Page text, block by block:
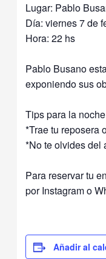
Lugar: Pablo
Día: viernes 7 de
Hora: 22 hs
Pablo Busano
exponiendo sus
Tips para la
*Trae tu reposera
*No te olvides del
Para reservar tu
por Instagram o
Añadir al